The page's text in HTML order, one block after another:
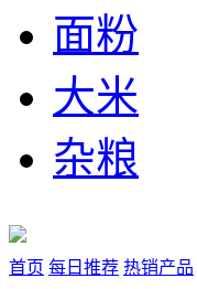
面粉
大米
杂粮
首页 每日推荐 热销产品